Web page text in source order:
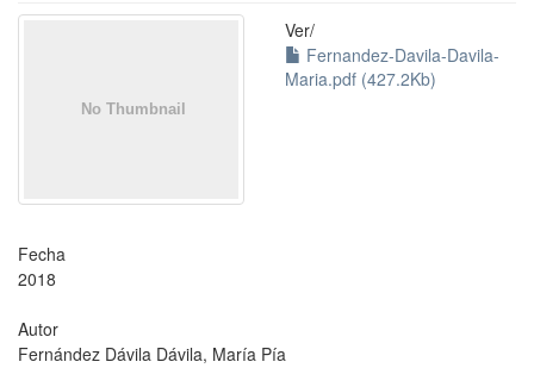
Ver/
Fernandez-Davila-Davila-
Maria.pdf (427.2Kb)
Fecha
2018
Autor
Fernández Dávila Dávila, María Pía